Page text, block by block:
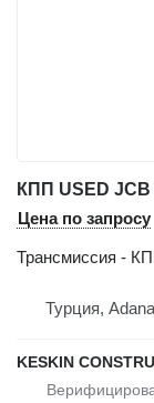
Цена по запросу
Трансмиссия -
Турция, Adana
KESKIN